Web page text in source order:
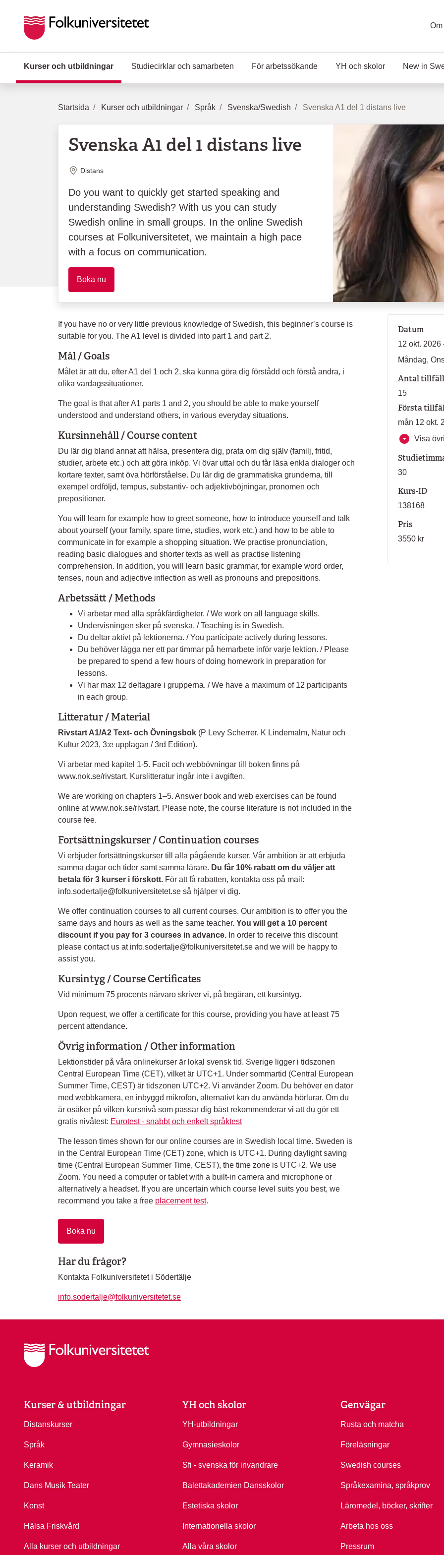
Kurser och utbildningar (Aktuell sida)
Studiecirklar och samarbeten För arbetssökande YH och skolor New in
Startsida Kurser och utbildningar Språk Svenska/Swedish Svenska A1 del 1 distans live
Svenska A1 del 1 distans live
Plats
Distans
Do you want to quickly get started speaking and
understanding Swedish? With us you can study
Swedish online in small groups. In the online Swedish
courses at Folkuniversitetet, we maintain a high pace
with a focus on communication.
Boka nu
If you have no or very little previous knowledge of Swedish, this beginner’s course is
suitable for you. The A1 level is divided into part 1 and part 2.
Mål / Goals
Målet är att du, efter A1 del 1 och 2, ska kunna göra dig förstådd och förstå andra, i
olika vardagssituationer.
The goal is that after A1 parts 1 and 2, you should be able to make yourself
understood and understand others, in various everyday situations.
Kursinnehåll / Course content
Du lär dig bland annat att hälsa, presentera dig, prata om dig själv (familj, fritid,
studier, arbete etc.) och att göra inköp. Vi övar uttal och du får läsa enkla dialoger och
kortare texter, samt öva hörförståelse. Du lär dig de grammatiska grunderna, till
exempel ordföljd, tempus, substantiv- och adjektivböjningar, pronomen och
prepositioner.
You will learn for example how to greet someone, how to introduce yourself and talk
about yourself (your family, spare time, studies, work etc.) and how to be able to
communicate in for example a shopping situation. We practise pronunciation,
reading basic dialogues and shorter texts as well as practise listening
comprehension. In addition, you will learn basic grammar, for example word order,
tenses, noun and adjective inflection as well as pronouns and prepositions.
Arbetssätt / Methods
Vi arbetar med alla språkfärdigheter. / We work on all language skills.
Undervisningen sker på svenska. / Teaching is in Swedish.
Du deltar aktivt på lektionerna. / You participate actively during lessons.
Du behöver lägga ner ett par timmar på hemarbete inför varje lektion. / Please
be prepared to spend a few hours of doing homework in preparation for
lessons.
Vi har max 12 deltagare i grupperna. / We have a maximum of 12 participants
in each group.
Litteratur / Material
Rivstart A1/A2 Text- och Övningsbok (P Levy Scherrer, K Lindemalm, Natur och
Kultur 2023, 3:e upplagan / 3rd Edition).
Vi arbetar med kapitel 1-5. Facit och webbövningar till boken finns på
www.nok.se/rivstart. Kurslitteratur ingår inte i avgiften.
We are working on chapters 1–5. Answer book and web exercises can be found
online at www.nok.se/rivstart. Please note, the course literature is not included in the
course fee.
Fortsättningskurser / Continuation courses
Vi erbjuder fortsättningskurser till alla pågående kurser. Vår ambition är att erbjuda
samma dagar och tider samt samma lärare. Du får 10% rabatt om du väljer att
betala för 3 kurser i förskott. För att få rabatten, kontakta oss på mail:
info.sodertalje@folkuniversitetet.se så hjälper vi dig.
We offer continuation courses to all current courses. Our ambition is to offer you the
same days and hours as well as the same teacher. You will get a 10 percent
discount if you pay for 3 courses in advance. In order to receive this discount
please contact us at info.sodertalje@folkuniversitetet.se and we will be happy to
assist you.
Kursintyg / Course Certificates
Vid minimum 75 procents närvaro skriver vi, på begäran, ett kursintyg.
Upon request, we offer a certificate for this course, providing you have at least 75
percent attendance.
Övrig information / Other information
Lektionstider på våra onlinekurser är lokal svensk tid. Sverige ligger i tidszonen
Central European Time (CET), vilket är UTC+1. Under sommartid (Central European
Summer Time, CEST) är tidszonen UTC+2. Vi använder Zoom. Du behöver en dator
med webbkamera, en inbyggd mikrofon, alternativt kan du använda hörlurar. Om du
är osäker på vilken kursnivå som passar dig bäst rekommenderar vi att du gör ett
gratis nivåtest: Eurotest - snabbt och enkelt språktest
The lesson times shown for our online courses are in Swedish local time. Sweden is
in the Central European Time (CET) zone, which is UTC+1. During daylight saving
time (Central European Summer Time, CEST), the time zone is UTC+2. We use
Zoom. You need a computer or tablet with a built-in camera and microphone or
alternatively a headset. If you are uncertain which course level suits you best, we
recommend you take a free placement test.
Boka nu
Har du frågor?
Kontakta Folkuniversitetet i Södertälje
info.sodertalje@folkuniversitetet.se
Datum
12 okt. 2026
Måndag,
Antal
15
Första
mån 12 okt.
Visa
30
Kurs-ID
138168
Pris
3550 kr
Kurser & utbildningar
Distanskurser
Språk
Keramik
Dans Musik Teater
Konst
Hälsa Friskvård
Alla kurser och utbildningar
YH och skolor
YH-utbildningar
Gymnasieskolor
Sfi - svenska för invandrare
Balettakademien Dansskolor
Estetiska skolor
Internationella skolor
Alla våra skolor
Genvägar
Rusta och matcha
Föreläsningar
Swedish courses
Språkexamina, språkprov
Läromedel, böcker, skrifter
Arbeta hos oss
Pressrum